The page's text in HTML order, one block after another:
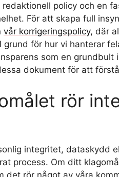
policy och en
För att skapa full
vår korrigeringspolicy, där
för hur vi hanterar
som en grundbult
dokument för att
rör
integritet, dataskydd
process. Om ditt
det rör något av våra